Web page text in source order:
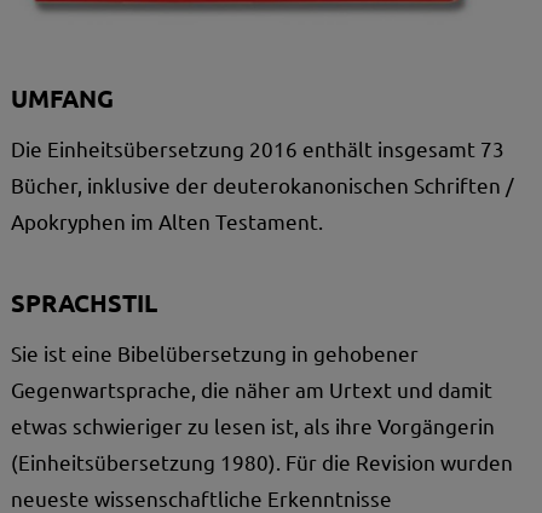
UMFANG
Die Einheitsübersetzung 2016 enthält insgesamt 73
Bücher, inklusive der deuterokanonischen Schriften /
Apokryphen im Alten Testament.
SPRACHSTIL
Sie ist eine Bibelübersetzung in gehobener
Gegenwartsprache, die näher am Urtext und damit
etwas schwieriger zu lesen ist, als ihre Vorgängerin
(Einheitsübersetzung 1980). Für die Revision wurden
neueste wissenschaftliche Erkenntnisse